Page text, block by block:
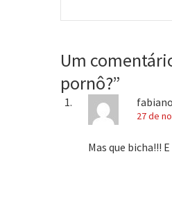
Um
pornô?”
fabiano
27 de
Mas que bicha!!! E